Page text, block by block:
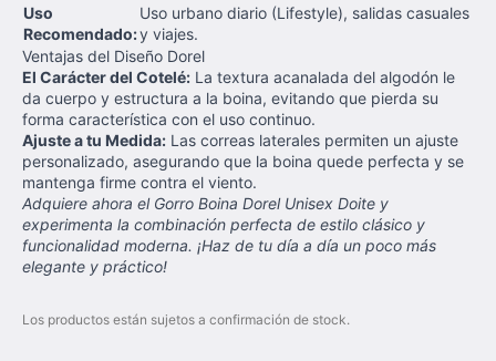
Uso
Recomendado:
Uso urbano diario (Lifestyle), salidas casuales
y viajes.
Ventajas del Diseño Dorel
El Carácter del Cotelé: La textura acanalada del algodón le
da cuerpo y estructura a la boina, evitando que pierda su
forma característica con el uso continuo.
Ajuste a tu Medida: Las correas laterales permiten un ajuste
personalizado, asegurando que la boina quede perfecta y se
mantenga firme contra el viento.
Adquiere ahora el Gorro Boina Dorel Unisex Doite y
experimenta la combinación perfecta de estilo clásico y
funcionalidad moderna. ¡Haz de tu día a día un poco más
elegante y práctico!
Los productos están sujetos a confirmación de stock.